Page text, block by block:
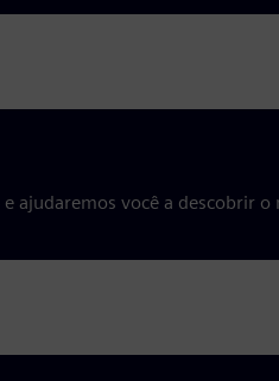
ajudaremos você a descobrir